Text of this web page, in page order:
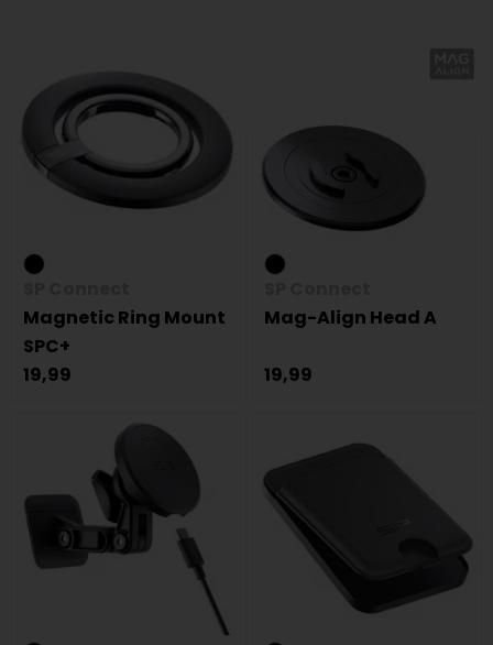
Magnetic Ring Mount
SPC+
19,99
Mag-Align Head A
19,99